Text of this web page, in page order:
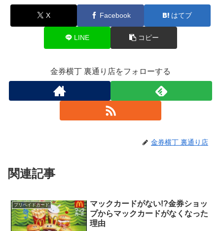
X Facebook はてブ
LINE コピー
金券横丁 裏通り店をフォローする
金券横丁 裏通り店
関連記事
プリペイドカード
マックカードがない!?金券ショッ
プからマックカードがなくなった
理由